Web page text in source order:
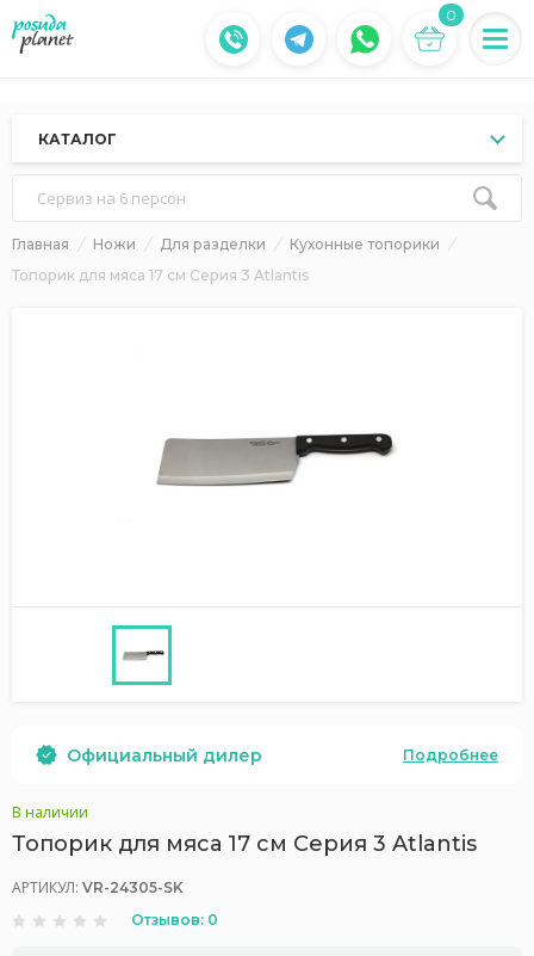
0
КАТАЛОГ
Сервиз на 6 персон
Главная Ножи Для разделки
Кухонные топорики
Топорик для мяса 17 см Серия 3 Atlantis
Официальный дилер Подробнее
В наличии
Топорик для мяса 17 см Серия 3 Atlantis
АРТИКУЛ: VR-24305-SK
Отзывов: 0